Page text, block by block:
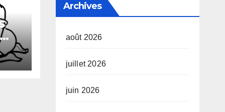
Archives
août 2026
juillet 2026
juin 2026